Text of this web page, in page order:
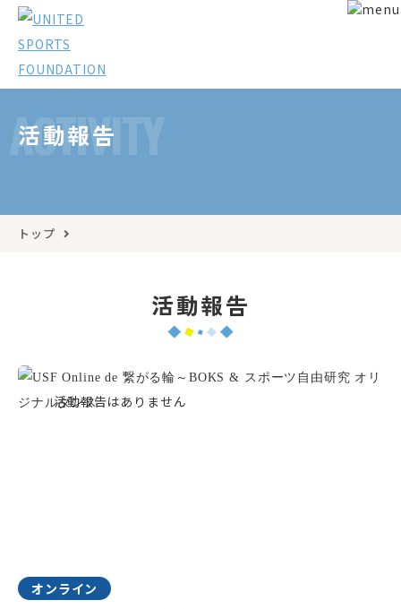
ACTIVITY
活動報告
トップ
活動報告
オンライン